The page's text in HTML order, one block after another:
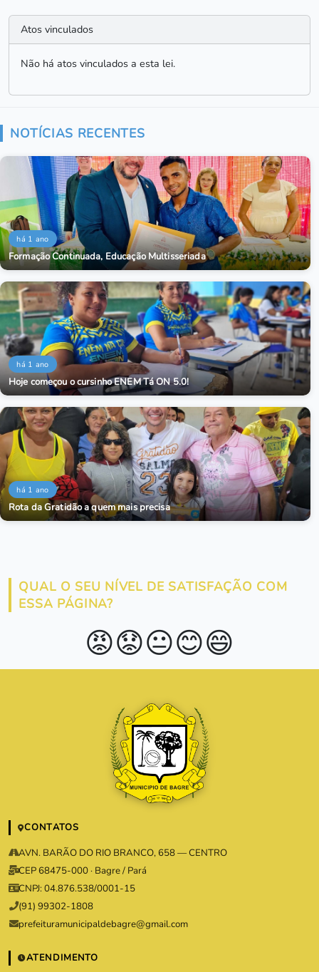
Atos vinculados
Não há atos vinculados a esta lei.
NOTÍCIAS RECENTES
há 1 ano
Formação Continuada, Educação Multisseriada
há 1 ano
Hoje começou o cursinho ENEM Tá ON 5.0!
há 1 ano
Rota da Gratidão a quem mais precisa
QUAL O SEU NÍVEL DE SATISFAÇÃO COM
ESSA PÁGINA?
😡😟😐😊😄
CONTATOS
AVN. BARÃO DO RIO BRANCO, 658 — CENTRO
CEP 68475-000 · Bagre / Pará
CNPJ: 04.876.538/0001-15
(91) 99302-1808
prefeituramunicipaldebagre@gmail.com
ATENDIMENTO